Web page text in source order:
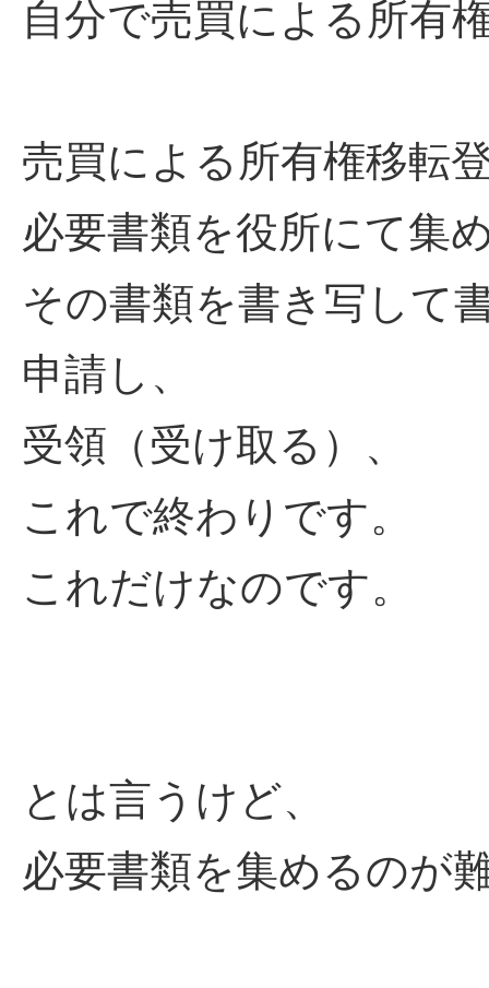
自分で売買による所有
売買による所有権移転
必要書類を役所にて集
その書類を書き写して
申請し、
受領（受け取る）、
これで終わりです。
これだけなのです。
とは言うけど、
必要書類を集めるのが